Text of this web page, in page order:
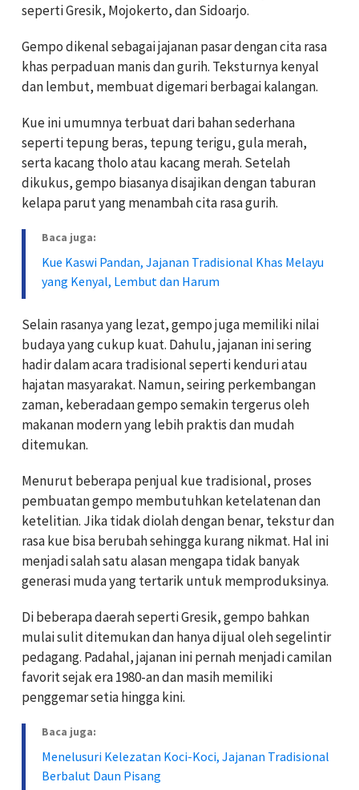
seperti Gresik, Mojokerto, dan Sidoarjo.
Gempo dikenal sebagai jajanan pasar dengan cita rasa
khas perpaduan manis dan gurih. Teksturnya kenyal
dan lembut, membuat digemari berbagai kalangan.
Kue ini umumnya terbuat dari bahan sederhana
seperti tepung beras, tepung terigu, gula merah,
serta kacang tholo atau kacang merah. Setelah
dikukus, gempo biasanya disajikan dengan taburan
kelapa parut yang menambah cita rasa gurih.
Baca juga:
Kue Kaswi Pandan, Jajanan Tradisional Khas Melayu
yang Kenyal, Lembut dan Harum
Selain rasanya yang lezat, gempo juga memiliki nilai
budaya yang cukup kuat. Dahulu, jajanan ini sering
hadir dalam acara tradisional seperti kenduri atau
hajatan masyarakat. Namun, seiring perkembangan
zaman, keberadaan gempo semakin tergerus oleh
makanan modern yang lebih praktis dan mudah
ditemukan.
Menurut beberapa penjual kue tradisional, proses
pembuatan gempo membutuhkan ketelatenan dan
ketelitian. Jika tidak diolah dengan benar, tekstur dan
rasa kue bisa berubah sehingga kurang nikmat. Hal ini
menjadi salah satu alasan mengapa tidak banyak
generasi muda yang tertarik untuk memproduksinya.
Di beberapa daerah seperti Gresik, gempo bahkan
mulai sulit ditemukan dan hanya dijual oleh segelintir
pedagang. Padahal, jajanan ini pernah menjadi camilan
favorit sejak era 1980-an dan masih memiliki
penggemar setia hingga kini.
Baca juga:
Menelusuri Kelezatan Koci-Koci, Jajanan Tradisional
Berbalut Daun Pisang